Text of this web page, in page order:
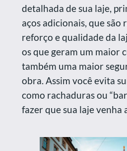
detalhada de sua laje,
aços adicionais, que são
reforço e qualidade da
os que geram um maior
também uma maior
obra. Assim você evita
como rachaduras ou
fazer que sua laje venha